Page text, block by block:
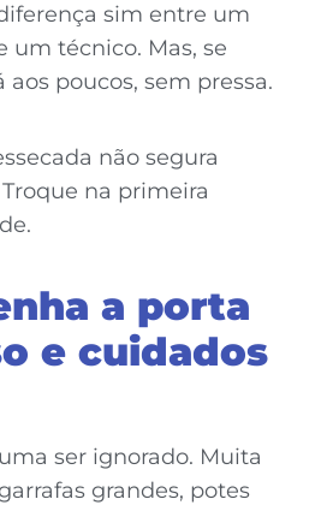
sim entre um
um técnico. Mas, se
poucos, sem pressa.
não segura
na primeira
a porta
e cuidados
ser ignorado. Muita
grandes, potes